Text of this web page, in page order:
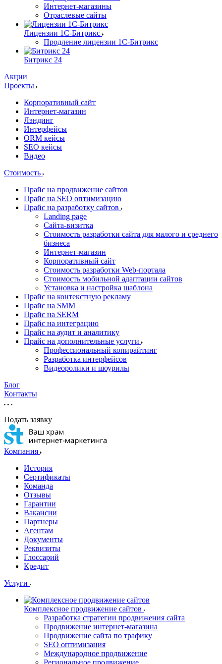
Интернет-магазины
Отраслевые сайты
Лицензии 1С-Битрикс
Продление лицензии 1С-Битрикс
Битрикс 24
Акции
Проекты
Корпоративный сайт
Интернет-магазин
Лэндинг
Интерфейсы
ORM кейсы
SEO кейсы
Видео
Стоимость
Прайс на продвижение сайтов
Прайс на SEO оптимизацию
Прайс на разработку сайтов
Landing page
Cайта-визитка
Стоимость разработки сайта для малого и среднего
бизнеса
Интернет-магазин
Корпоративный сайт
Стоимость разработки Web-портала
Стоимость мобильной адаптации сайтов
Установка и настройка шаблона
Прайс на контекстную рекламу
Прайс на SMM
Прайс на SERM
Прайс на интеграцию
Прайс на аудит и аналитику
Прайс на дополнительные услуги
Профессиональный копирайтинг
Разработка интерфейсов
Видеоролики и шоурилы
Блог
Контакты
Подать заявку
Компания
История
Сертификаты
Команда
Отзывы
Гарантии
Вакансии
Партнеры
Агентам
Документы
Реквизиты
Глоссарий
Кредит
Услуги
Комплексное продвижение сайтов
Разработка стратегии продвижения сайта
Продвижение интернет-магазина
Продвижение сайта по трафику
SEO оптимизация
Международное продвижение
Региональное продвижение